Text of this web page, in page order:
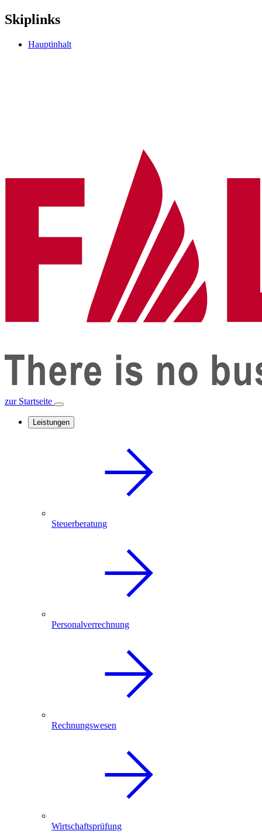
Skiplinks
Hauptinhalt
zur Startseite
Leistungen
Steuerberatung
Personalverrechnung
Rechnungswesen
Wirtschaftsprüfung